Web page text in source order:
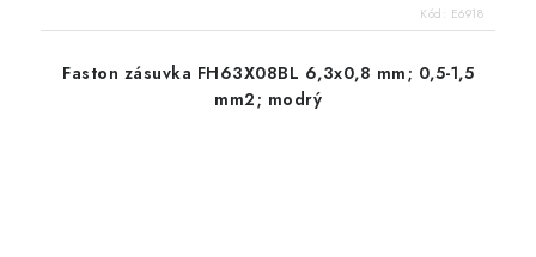
Kód: E6918
Faston zásuvka FH63X08BL 6,3x0,8 mm; 0,5-1,5
mm2; modrý